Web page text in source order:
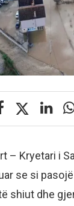
– Kryetari i
se si
shiut dhe